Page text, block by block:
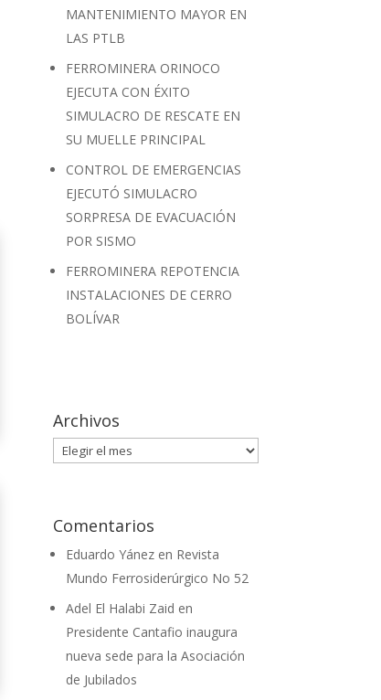
MANTENIMIENTO MAYOR EN
LAS PTLB
FERROMINERA ORINOCO
EJECUTA CON ÉXITO
SIMULACRO DE RESCATE EN
SU MUELLE PRINCIPAL
CONTROL DE EMERGENCIAS
EJECUTÓ SIMULACRO
SORPRESA DE EVACUACIÓN
POR SISMO
FERROMINERA REPOTENCIA
INSTALACIONES DE CERRO
BOLÍVAR
Archivos
Archivos
Comentarios
Eduardo Yánez en Revista
Mundo Ferrosiderúrgico No 52
Adel El Halabi Zaid en
Presidente Cantafio inaugura
nueva sede para la Asociación
de Jubilados